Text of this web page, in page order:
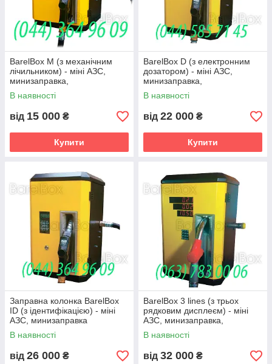
BarelВox M (з механічним
лічильником) - міні АЗС,
минизаправка,
паливороздавальні колонки
В наявності
від 15 000 ₴
Купити
BarelВox D (з електронним
дозатором) - міні АЗС,
минизаправка,
паливозаправочні колонки
В наявності
від 22 000 ₴
Купити
Заправна колонка BarelВox
ID (з ідентифікацією) - міні
АЗС, минизаправка
В наявності
від 26 000 ₴
BarelВox 3 lines (з трьох
рядковим дисплеєм) - міні
АЗС, минизаправка,
паливороздавальні колонки
В наявності
від 32 000 ₴